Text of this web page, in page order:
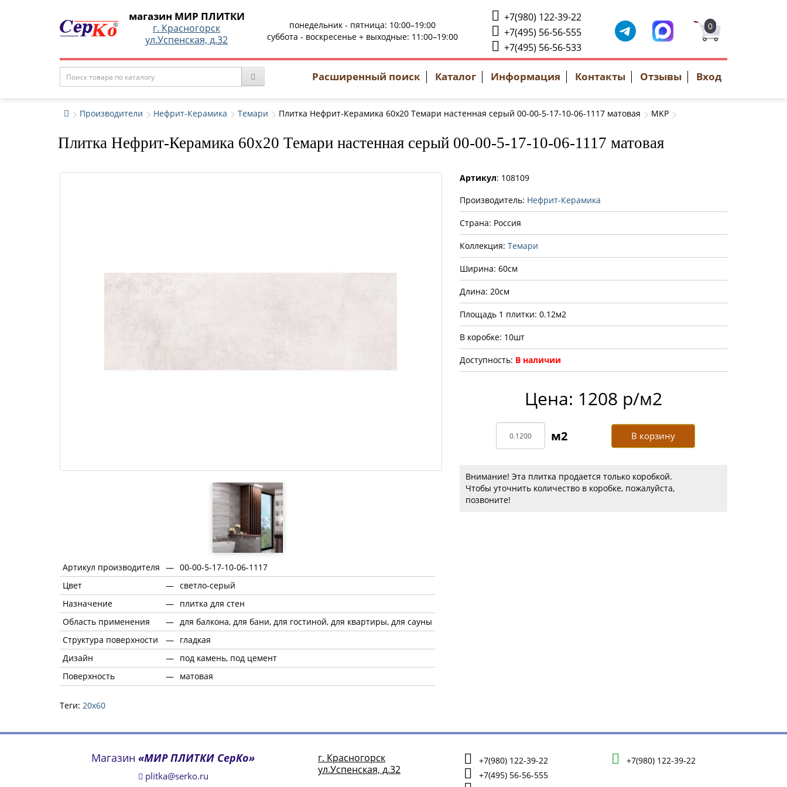
магазин МИР ПЛИТКИ
г. Красногорск
ул.Успенская, д.32
понедельник - пятница: 10:00–19:00
суббота - воскресенье + выходные: 11:00–19:00
+7(980) 122-39-22
+7(495) 56-56-555
+7(495) 56-56-533
0
Расширенный поиск Каталог Информация Контакты Отзывы Вход
Производители Нефрит-Керамика Темари Плитка Нефрит-Керамика 60x20 Темари настенная серый 00-00-5-17-10-06-1117 матовая MKP
Плитка Нефрит-Керамика 60x20 Темари настенная серый 00-00-5-17-10-06-1117 матовая
Артикул производителя — 00-00-5-17-10-06-1117
Цвет
— светло-серый
Назначение
— плитка для стен
Область применения
— для балкона, для бани, для гостиной, для квартиры, для сауны
Структура поверхности
— гладкая
Дизайн
— под камень, под цемент
Поверхность
— матовая
Артикул: 108109
Производитель: Нефрит-Керамика
Страна: Россия
Коллекция: Темари
Ширина: 60см
Длина: 20см
Площадь 1 плитки: 0.12м2
В коробке: 10шт
Доступность: В наличии
Цена: 1208 р/м2
В корзину
Внимание! Эта плитка продается только коробкой.
Чтобы уточнить количество в коробке, пожалуйста,
позвоните!
Теги: 20х60
Магазин «МИР ПЛИТКИ СерКо»
plitka@serko.ru
г. Красногорск
ул.Успенская, д.32
+7(980) 122-39-22
+7(495) 56-56-555
+7(980) 122-39-22